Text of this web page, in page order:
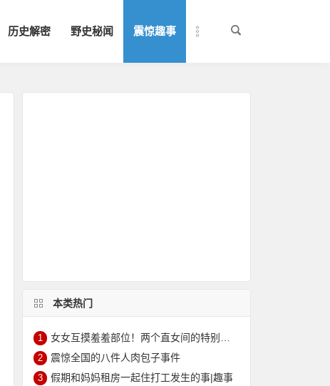
历史解密 野史秘闻 震惊趣事
本类热门
1 女女互摸羞羞部位！两个直女间的特别实验让人猝不及防
2 震惊全国的八件人肉包子事件
3 假期和妈妈租房一起住打工发生的事|趣事